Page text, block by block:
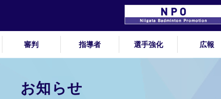
審判 指導者 選手強化 広報
お知らせ